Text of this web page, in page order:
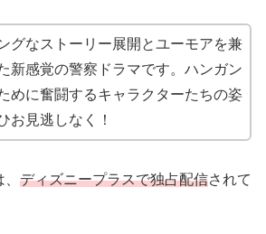
グなストーリー展開とユーモアを兼
新感覚の警察ドラマです。ハンガン
めに奮闘するキャラクターたちの姿
お見逃しなく！
ディズニープラスで独占配信されて